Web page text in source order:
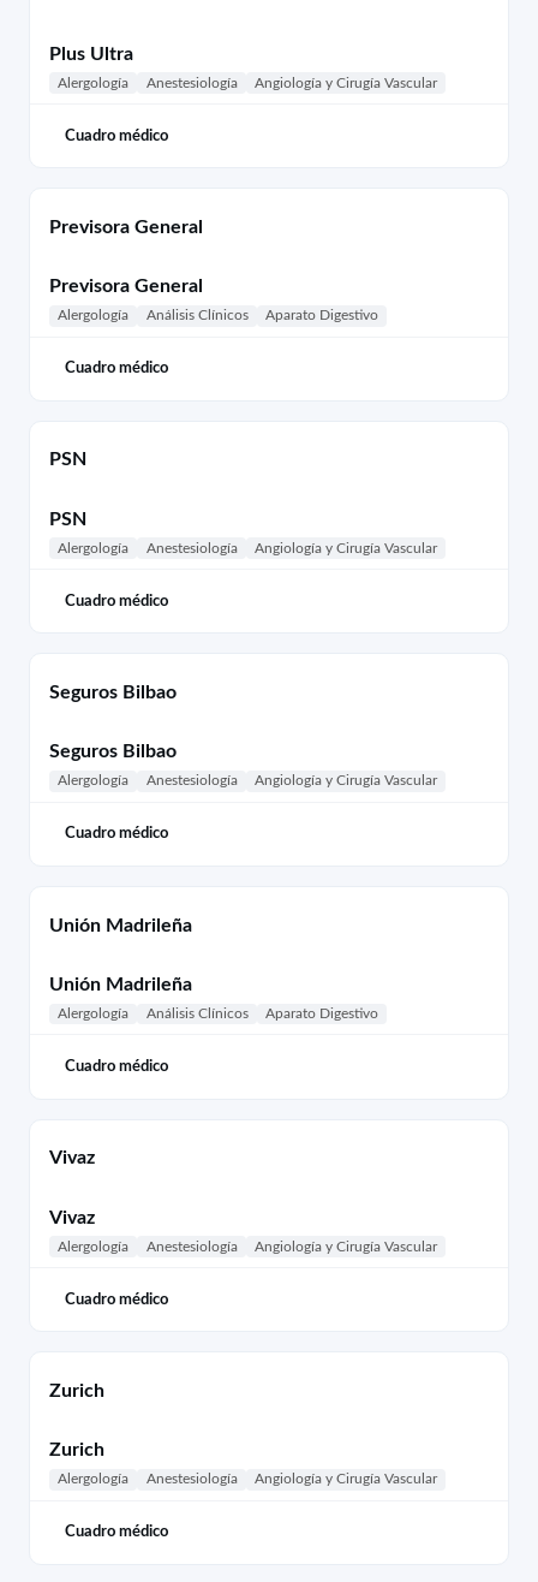
Plus Ultra
Alergología Anestesiología Angiología y Cirugía Vascular
Cuadro médico
Previsora General
Previsora General
Alergología Análisis Clínicos Aparato Digestivo
Cuadro médico
PSN
PSN
Alergología Anestesiología Angiología y Cirugía Vascular
Cuadro médico
Seguros Bilbao
Seguros Bilbao
Alergología Anestesiología Angiología y Cirugía Vascular
Cuadro médico
Unión Madrileña
Unión Madrileña
Alergología Análisis Clínicos Aparato Digestivo
Cuadro médico
Vivaz
Vivaz
Alergología Anestesiología Angiología y Cirugía Vascular
Cuadro médico
Zurich
Zurich
Alergología Anestesiología Angiología y Cirugía Vascular
Cuadro médico